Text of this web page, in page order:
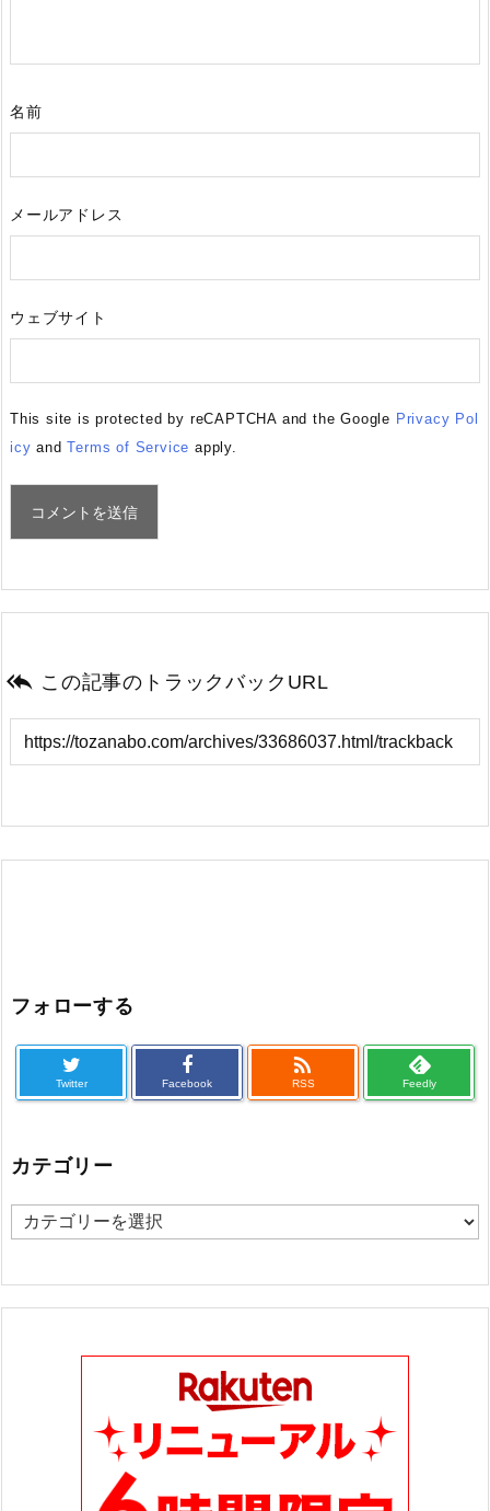
名前
メールアドレス
ウェブサイト
This site is protected by reCAPTCHA and the Google Privacy Pol
icy andTerms of Service apply.
 この記事のトラックバックURL
フォローする
Twitter Facebook

RSS Feedly
カテゴリー
カ